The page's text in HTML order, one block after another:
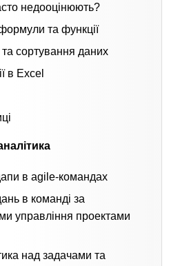
недооцінюють?
та функції
сортування даних
в Excel
в agile-командах
в команді за
управління проектами
над задачами та